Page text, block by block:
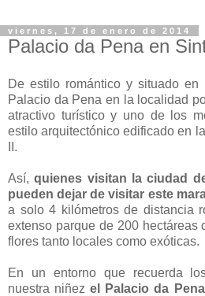
viernes, 17 de enero de 2014
Palacio da Pena en
De estilo romántico y situado
Palacio da Pena en la localidad
atractivo turístico y uno de los
estilo arquitectónico edificado en
II.
Así,quienes visitan la ciudad
pueden dejar de visitar este
a solo 4 kilómetros de distancia
extenso parque de 200 hectáreas
flores tanto locales como exóticas.
En un entorno que recuerda
nuestra niñez el Palacio da